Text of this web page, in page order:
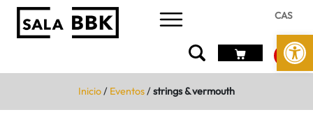
Abrir
CAS
Inicio/ Eventos/strings & vermouth